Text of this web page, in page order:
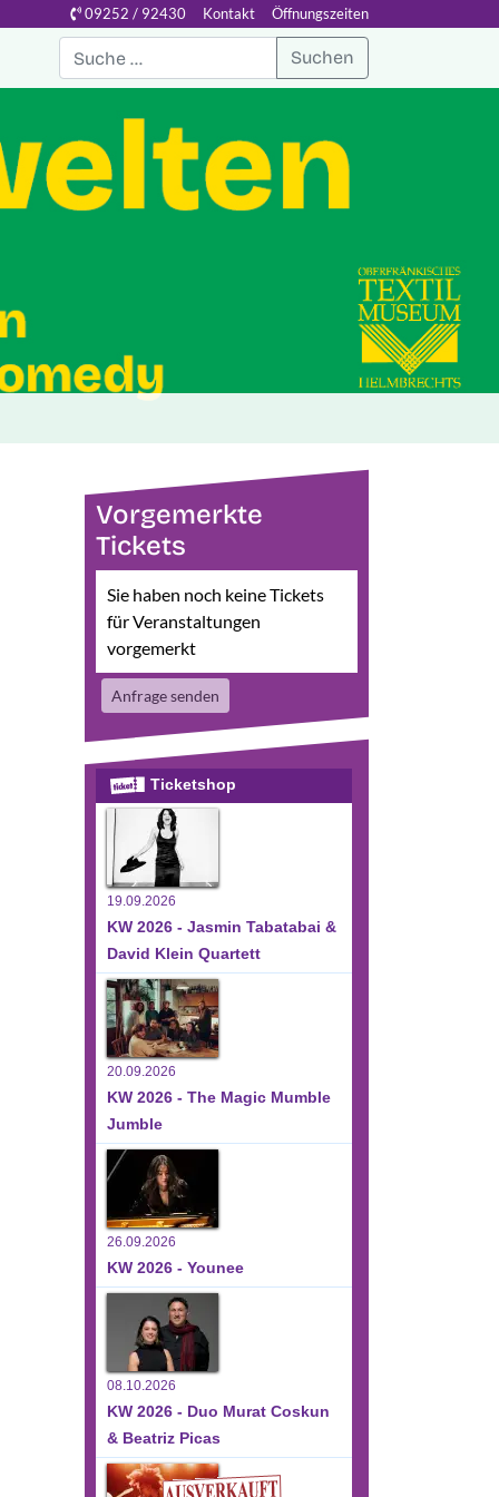
09252 / 92430 Kontakt Öffnungszeiten
Suchen
Vorgemerkte
Tickets
Sie haben noch keine Tickets
für Veranstaltungen
vorgemerkt
Anfrage senden
Ticketshop
19.09.2026
KW 2026 - Jasmin Tabatabai &
David Klein Quartett
20.09.2026
KW 2026 - The Magic Mumble
Jumble
26.09.2026
KW 2026 - Younee
08.10.2026
KW 2026 - Duo Murat Coskun
& Beatriz Picas